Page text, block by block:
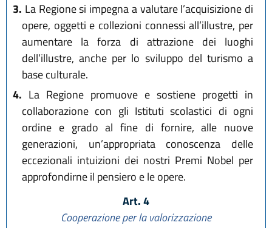
3. La Regione si impegna a valutare l’acquisizione di
opere, oggetti e collezioni connessi all’illustre, per
aumentare la forza di attrazione dei luoghi
dell’illustre, anche per lo sviluppo del turismo a
base culturale.
4. La Regione promuove e sostiene progetti in
collaborazione con gli Istituti scolastici di ogni
ordine e grado al fine di fornire, alle nuove
generazioni, un’appropriata conoscenza delle
eccezionali intuizioni dei nostri Premi Nobel per
approfondirne il pensiero e le opere.
Art. 4
Cooperazione per la valorizzazione